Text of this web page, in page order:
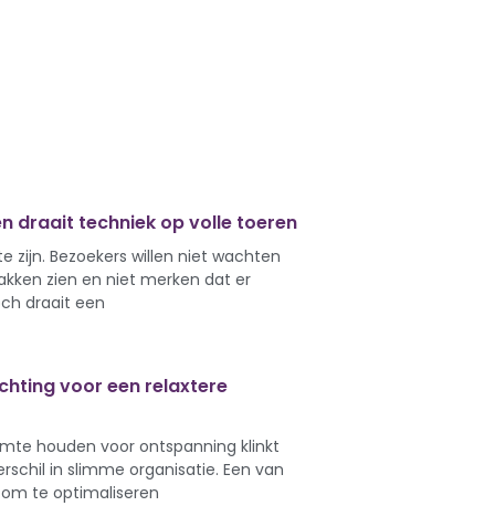
draait techniek op volle toeren
zijn. Bezoekers willen niet wachten
zien en niet merken dat er
draait een
voor een relaxtere
houden voor ontspanning klinkt
in slimme organisatie. Een van
te optimaliseren